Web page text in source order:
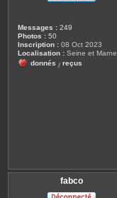
Messages : 249
Photos : 50
Inscription : 08 Oct 2023
Localisation : Seine et Marne
donnés / reçus
fabco